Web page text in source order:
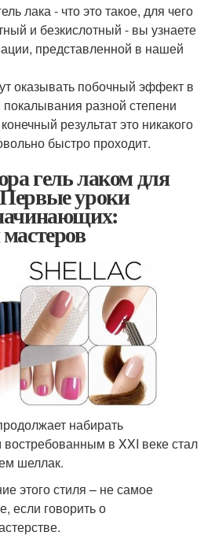
лака - что это такое, для чего
и безкислотный - вы узнаете
представленной в нашей
оказывать побочный эффект в
разной степени
результат это никакого
быстро проходит.
гель лаком для
уроки
набирать
в XXI веке стал
шеллак.
этого стиля – не самое
если говорить о